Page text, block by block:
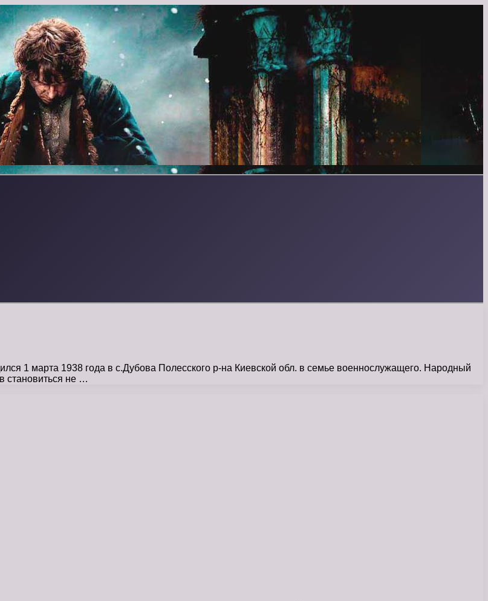
1 марта 1938 года в с.Дубова Полесского р-на Киевской обл. в семье военнослужащего. Народный
становиться не …